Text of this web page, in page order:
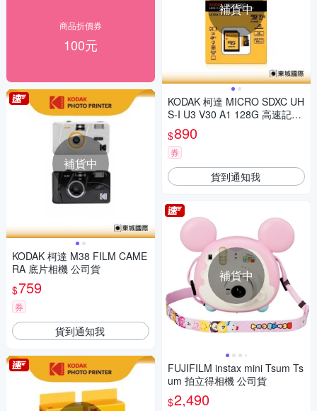
商品折價券
100元
補貨中
KODAK 柯達 M38 FILM CAME
RA 底片相機 公司貨
$759
券
貨到通知我
補貨中
KODAK 柯達 MICRO SDXC UH
S-I U3 V30 A1 128G 高速記憶
卡(附轉卡)
$890
券
貨到通知我
補貨中
FUJIFILM instax mini Tsum Ts
um 拍立得相機 公司貨
$2,490